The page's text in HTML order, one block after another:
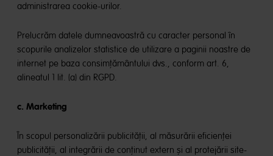
administrarea cookie-urilor.
Prelucrăm datele dumneavoastră cu caracter personal în
scopurile analizelor statistice de utilizare a paginii noastre de
internet pe baza consimțământului dvs., conform art. 6,
alineatul 1 lit. (a) din RGPD.
c. Marketing
În scopul personalizării publicității, al măsurării eficienței
publicității, al integrării de conținut extern și al protejării site-